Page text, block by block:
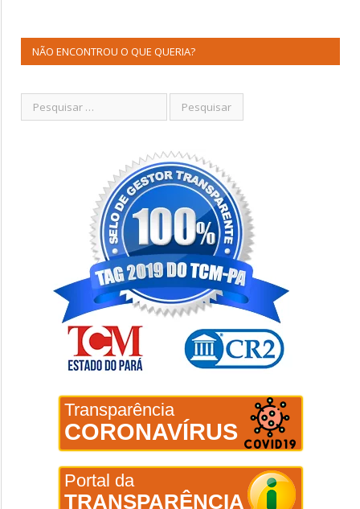
NÃO ENCONTROU O QUE QUERIA?
Transparência
CORONAVÍRUS
Portal da
TRANSPARÊNCIA